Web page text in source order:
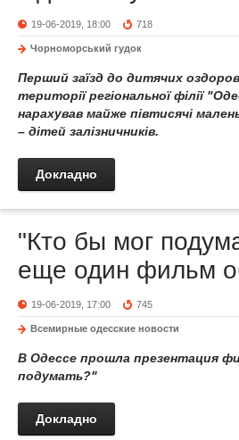
19-06-2019, 18:00 718
Чорноморський гудок
Перший заїзд до дитячих
території регіональної філії
нарахував майже півтисячі
– дітей залізничників.
Докладно
"Кто бы мог
еще один фильм
19-06-2019, 17:00 745
Всемирные одесские новости
В Одессе прошла презентация
подумать?"
Докладно